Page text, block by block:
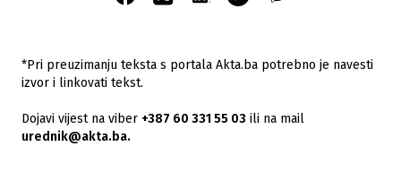
*Pri preuzimanju teksta s portala Akta.ba potrebno je navesti
izvor i linkovati tekst.
Dojavi vijest na viber +387 60 331 55 03 ili na mail
urednik@akta.ba.